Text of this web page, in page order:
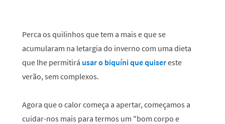
Perca os quilinhos que tem a mais e que se
acumularam na letargia do inverno com uma dieta
que lhe permitirá usar o biquíni que quisereste
verão, sem complexos.
Agora que o calor começa a apertar, começamos a
cuidar-nos mais para termos um "bom corpo e